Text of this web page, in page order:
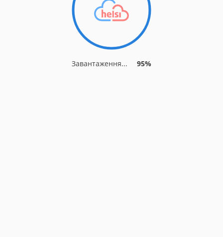
Завантаження... 95%